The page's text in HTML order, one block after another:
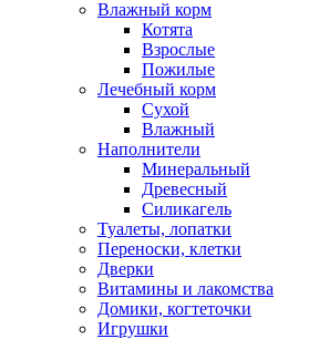
Влажный корм
Котята
Взрослые
Пожилые
Лечебный корм
Сухой
Влажный
Наполнители
Минеральный
Древесный
Силикагель
Туалеты, лопатки
Переноски, клетки
Дверки
Витамины и лакомства
Домики, когтеточки
Игрушки